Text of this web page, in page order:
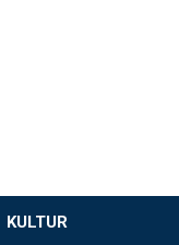
KULTUR